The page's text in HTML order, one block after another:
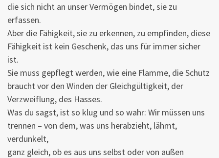
die sich nicht an unser Vermögen bindet, sie zu
erfassen.
Aber die Fähigkeit, sie zu erkennen, zu empfinden, diese
Fähigkeit ist kein Geschenk, das uns für immer sicher
ist.
Sie muss gepflegt werden, wie eine Flamme, die Schutz
braucht vor den Winden der Gleichgültigkeit, der
Verzweiflung, des Hasses.
Was du sagst, ist so klug und so wahr: Wir müssen uns
trennen – von dem, was uns herabzieht, lähmt,
verdunkelt,
ganz gleich, ob es aus uns selbst oder von außen